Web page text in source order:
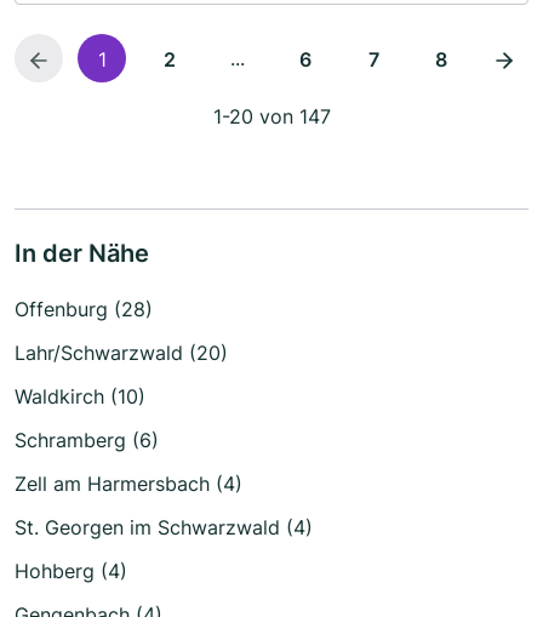
1 2 ... 6 7 8
1-20 von 147
In der Nähe
Offenburg (28)
Lahr/Schwarzwald (20)
Waldkirch (10)
Schramberg (6)
Zell am Harmersbach (4)
St. Georgen im Schwarzwald (4)
Hohberg (4)